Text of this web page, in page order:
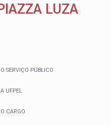
LUZA
SERVIÇO PÚBLICO
UFPEL
CARGO